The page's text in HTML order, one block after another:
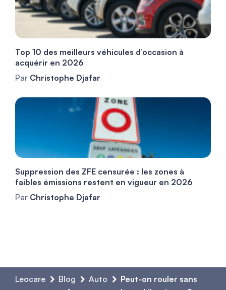
Leocare Blog Auto
Peut-on rouler sans
Top 10 des meilleurs véhicules d’occasion à
acquérir en 2026
Par Christophe Djafar
Suppression des ZFE censurée : les zones à
faibles émissions restent en vigueur en 2026
Par Christophe Djafar